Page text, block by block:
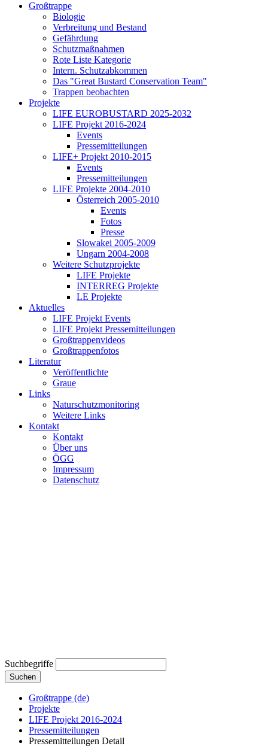
Großtrappe
Biologie
Verbreitung und Bestand
Gefährdung
Schutzmaßnahmen
Rote Liste Kategorie
Intern. Schutzabkommen
Das "Great Bustard Conservation Team"
Trappen beobachten
Projekte
LIFE EUROBUSTARD 2025-2032
LIFE Projekt 2016-2024
Events
Pressemitteilungen
LIFE+ Projekt 2010-2015
Events
Pressemitteilungen
LIFE Projekte 2004-2010
Österreich 2005-2010
Events
Fotos
Presse
Slowakei 2005-2009
Ungarn 2004-2008
Weitere Schutzprojekte
LIFE Projekte
INTERREG Projekte
LE Projekte
Aktuelles
LIFE Projekt Events
LIFE Projekt Pressemitteilungen
Großtrappenvideos
Großtrappenfotos
Literatur
Veröffentlichte
Graue
Links
Naturschutzmonitoring
Weitere Links
Kontakt
Kontakt
Über uns
ÖGG
Impressum
Datenschutz
Suchbegriffe
Suchen
Großtrappe (de)
Projekte
LIFE Projekt 2016-2024
Pressemitteilungen
Pressemitteilungen Detail